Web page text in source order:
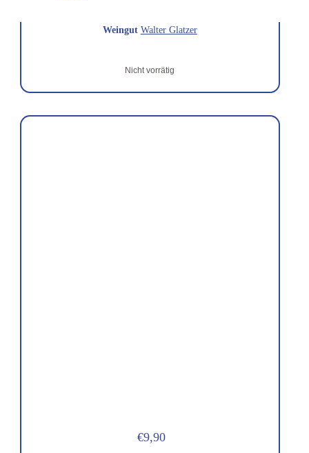
Weingut Walter Glatzer
Nicht vorrätig
€9,90